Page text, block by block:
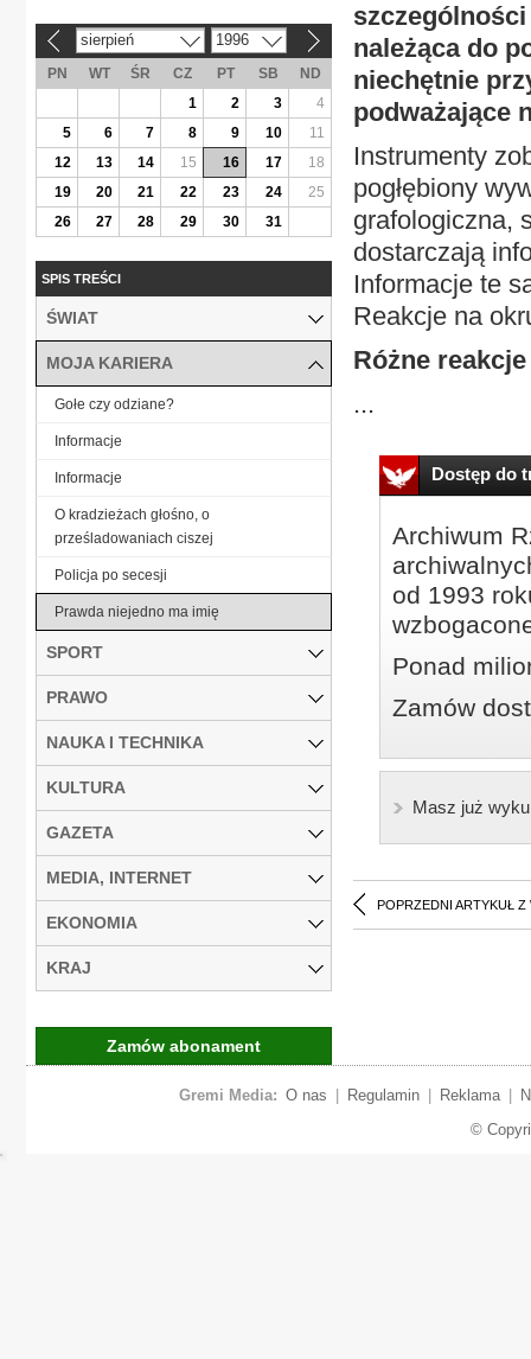
należąca do
niechętnie
podważające
Instrumenty
pogłębiony
grafologiczna,
dostarczają
Informacje te
Reakcje na
Różne reakcje
...
Dostęp do
Archiwum
od 1993
Ponad
Zamów
Masz już
POPRZEDNI ARTYKUŁ Z
sierpień 1996
PN WT ŚR CZ PT SB
ND
1
2 3
4
5
6 7 8 9 10
11
12
13 14 15 16 17
18
19
20 21 22 23 24
25
26
27 28 29 30 31
SPIS TREŚCI
ŚWIAT
MOJA KARIERA
Gołe czy odziane?
Informacje
Informacje
O kradzieżach głośno, o
prześladowaniach ciszej
Policja po secesji
Prawda niejedno ma imię
SPORT
PRAWO
NAUKA I TECHNIKA
KULTURA
GAZETA
MEDIA, INTERNET
EKONOMIA
KRAJ
Zamów abonament
Gremi Media: O nas Regulamin Reklama
©